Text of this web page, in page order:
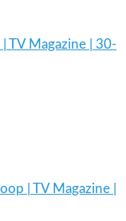
TV Magazine | 30-
| TV Magazine |